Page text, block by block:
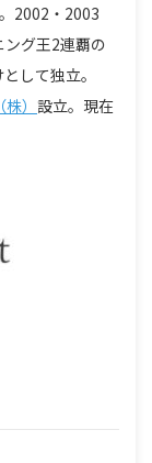
2002・2003
グ王2連覇の
して独立。
） 設立。現在